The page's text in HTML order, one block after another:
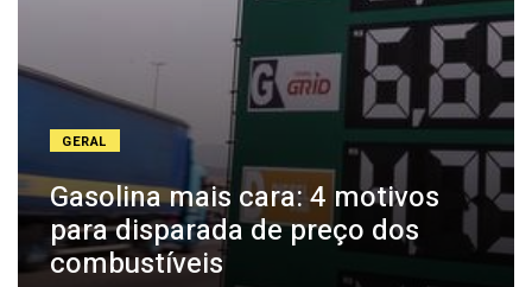
GERAL
Gasolina mais cara: 4 motivos
para disparada de preço dos
combustíveis